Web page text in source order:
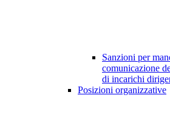
Sanzioni per
comunicazione
di incarichi
Posizioni organizzative